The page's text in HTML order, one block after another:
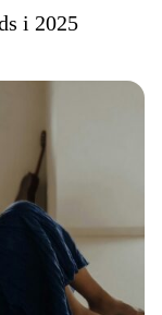
i 2025